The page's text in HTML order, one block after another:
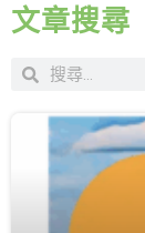
聯絡資訊
綠盟倡議
廢除核電
文章搜尋